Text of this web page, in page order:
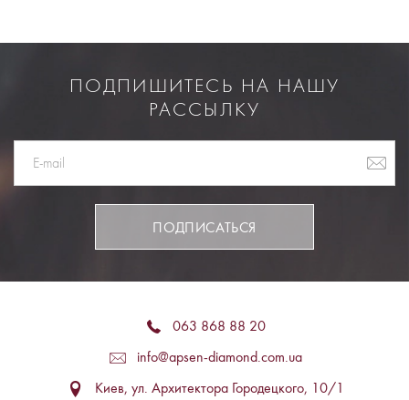
ПОДПИШИТЕСЬ НА НАШУ
РАССЫЛКУ
ПОДПИСАТЬСЯ
063 868 88 20
info@apsen-diamond.com.ua
Киев, ул. Архитектора Городецкого, 10/1